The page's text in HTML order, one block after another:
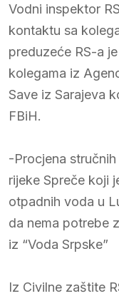
Vodni inspektor
kontaktu sa
preduzeće RS-a
kolegama iz
Save iz Sarajeva
FBiH.
-Procjena
rijeke Spreče koji
otpadnih voda u
da nema potrebe
iz “Voda Srpske”
Iz Civilne zaštite